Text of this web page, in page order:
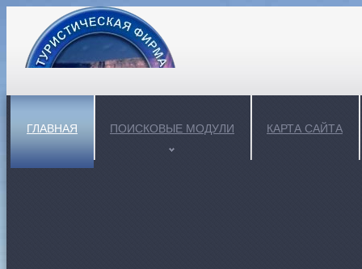
ГЛАВНАЯ ПОИСКОВЫЕ МОДУЛИ КАРТА САЙТА